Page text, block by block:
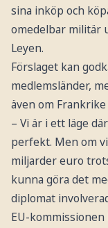
sina inköp och
omedelbar militär
Leyen.
Förslaget kan
medlemsländer,
även om
– Vi är i ett läge
perfekt. Men om
miljarder euro
kunna göra det
diplomat
EU-